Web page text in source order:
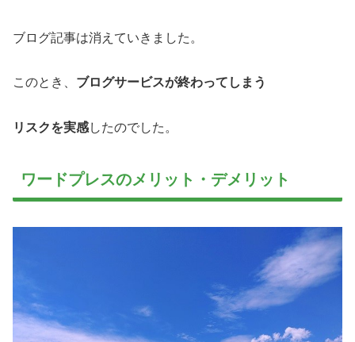
ブログ記事は消えていきました。
このとき、 ブログサービスが終わってしまう
リスクを実感したのでした。
ワードプレスのメリット・デメリット